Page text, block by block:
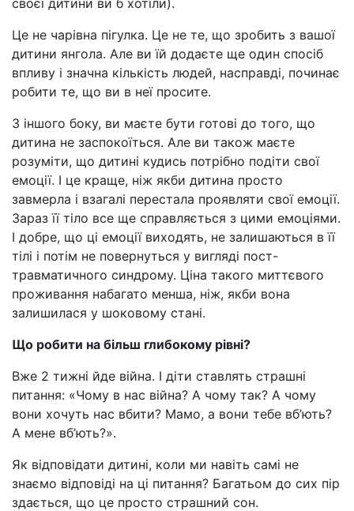
своєї дитини ви б хотіли).
Це не чарівна пігулка. Це не те, що зробить з вашої
дитини янгола. Але ви їй додаєте ще один спосіб
впливу і значна кількість людей, насправді, починає
робити те, що ви в неї просите.
З іншого боку, ви маєте бути готові до того, що
дитина не заспокоїться. Але ви також маєте
розуміти, що дитині кудись потрібно подіти свої
емоції. І це краще, ніж якби дитина просто
завмерла і взагалі перестала проявляти свої емоції.
Зараз її тіло все ще справляється з цими емоціями.
І добре, що ці емоції виходять, не залишаються в її
тілі і потім не повернуться у вигляді пост-
травматичного синдрому. Ціна такого миттєвого
проживання набагато менша, ніж, якби вона
залишилася у шоковому стані.
Що робити на більш глибокому рівні?
Вже 2 тижні йде війна. І діти ставлять страшні
питання: «Чому в нас війна? А чому так? А чому
вони хочуть нас вбити? Мамо, а вони тебе вб’ють?
А мене вб’ють?».
Як відповідати дитині, коли ми навіть самі не
знаємо відповіді на ці питання? Багатьом до сих пір
здається, що це просто страшний сон.